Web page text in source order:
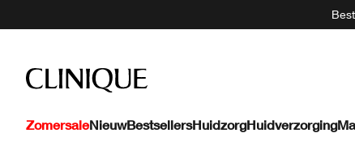
ZomersaleNieuwBestsellersHuidzorgHuidverzorging